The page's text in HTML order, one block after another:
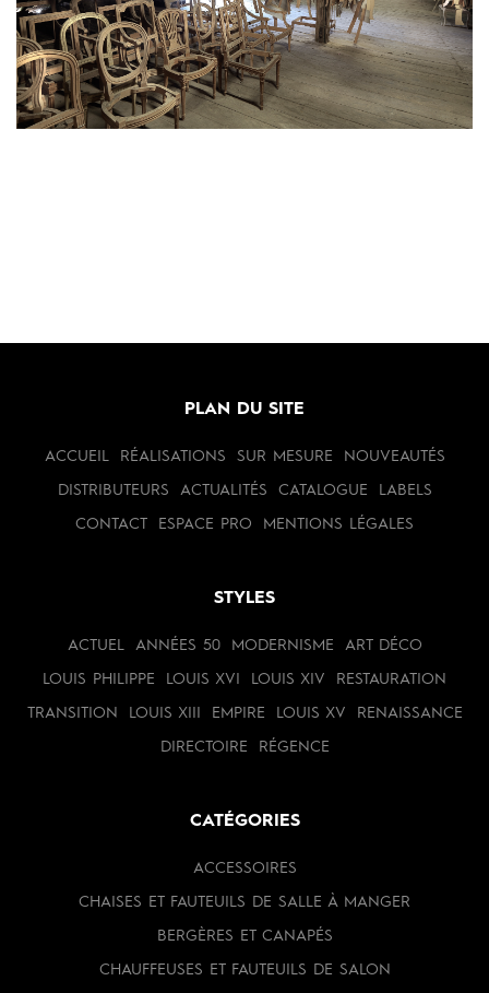
PLAN DU SITE
ACCUEIL RÉALISATIONS SUR MESURE NOUVEAUTÉS
DISTRIBUTEURS ACTUALITÉS CATALOGUE LABELS
CONTACT ESPACE PRO MENTIONS LÉGALES
STYLES
ACTUEL ANNÉES 50 MODERNISME ART DÉCO
LOUIS PHILIPPE LOUIS XVI LOUIS XIV RESTAURATION
TRANSITION LOUIS XIII EMPIRE LOUIS XV RENAISSANCE
DIRECTOIRE RÉGENCE
CATÉGORIES
ACCESSOIRES
CHAISES ET FAUTEUILS DE SALLE À MANGER
BERGÈRES ET CANAPÉS
CHAUFFEUSES ET FAUTEUILS DE SALON